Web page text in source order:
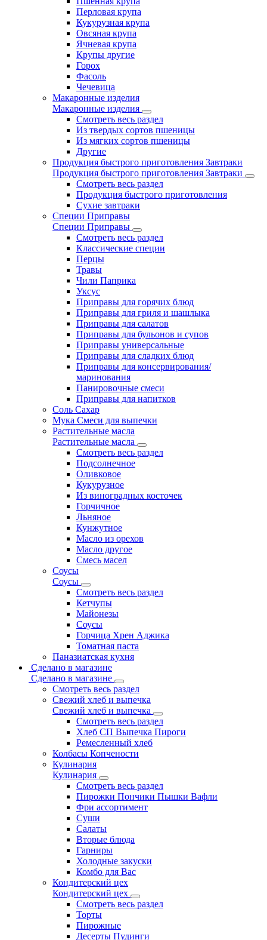
Перловая крупа
Кукурузная крупа
Овсяная крупа
Ячневая крупа
Крупы другие
Горох
Фасоль
Чечевица
Макаронные изделия
Макаронные изделия
Смотреть весь раздел
Из твердых сортов пшеницы
Из мягких сортов пшеницы
Другие
Продукция быстрого приготовления Завтраки
Продукция быстрого приготовления Завтраки
Смотреть весь раздел
Продукция быстрого приготовления
Сухие завтраки
Специи Приправы
Специи Приправы
Смотреть весь раздел
Классические специи
Перцы
Травы
Чили Паприка
Уксус
Приправы для горячих блюд
Приправы для гриля и шашлыка
Приправы для салатов
Приправы для бульонов и супов
Приправы универсальные
Приправы для сладких блюд
Приправы для консервирования/
маринования
Панировочные смеси
Приправы для напитков
Соль Сахар
Мука Смеси для выпечки
Растительные масла
Растительные масла
Смотреть весь раздел
Подсолнечное
Оливковое
Кукурузное
Из виноградных косточек
Горчичное
Льняное
Кунжутное
Масло из орехов
Масло другое
Смесь масел
Соусы
Соусы
Смотреть весь раздел
Кетчупы
Майонезы
Соусы
Горчица Хрен Аджика
Томатная паста
Паназиатская кухня
Сделано в магазине
Сделано в магазине
Смотреть весь раздел
Свежий хлеб и выпечка
Свежий хлеб и выпечка
Смотреть весь раздел
Хлеб СП Выпечка Пироги
Ремесленный хлеб
Колбасы Копчености
Кулинария
Кулинария
Смотреть весь раздел
Пирожки Пончики Пышки Вафли
Фри ассортимент
Суши
Салаты
Вторые блюда
Гарниры
Холодные закуски
Комбо для Вас
Кондитерский цех
Кондитерский цех
Смотреть весь раздел
Торты
Пирожные
Десерты Пудинги